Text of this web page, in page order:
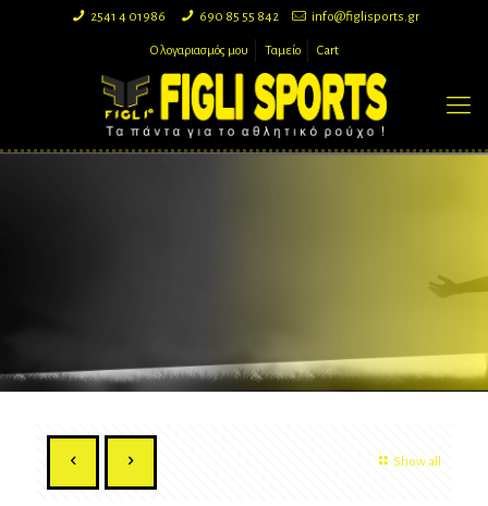
2541 4 01986 690 85 55 842 info@figlisports.gr
Ο λογαριασμός μου Ταμείο Cart
Show all